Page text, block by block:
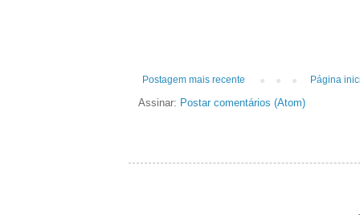
Postagem mais recente Página
Assinar: Postar comentários (Atom)